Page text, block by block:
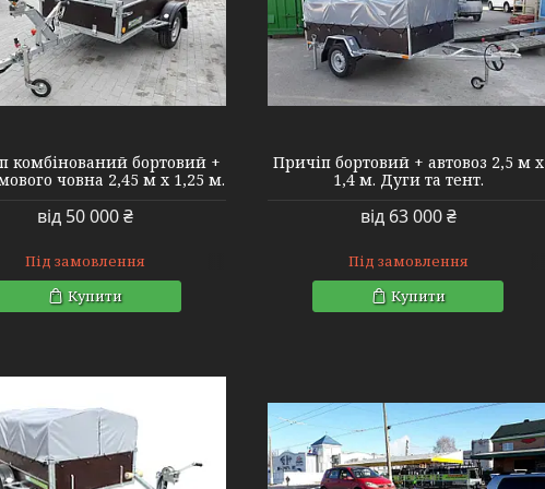
комбінований бортовий +
човна 2,45 м х 1,25 м.
від 50 000 ₴
Під замовлення
Купити
Причіп бортовий + автовоз 2,5 м х
1,4 м. Дуги та тент.
від 63 000 ₴
Під замовлення
Купити